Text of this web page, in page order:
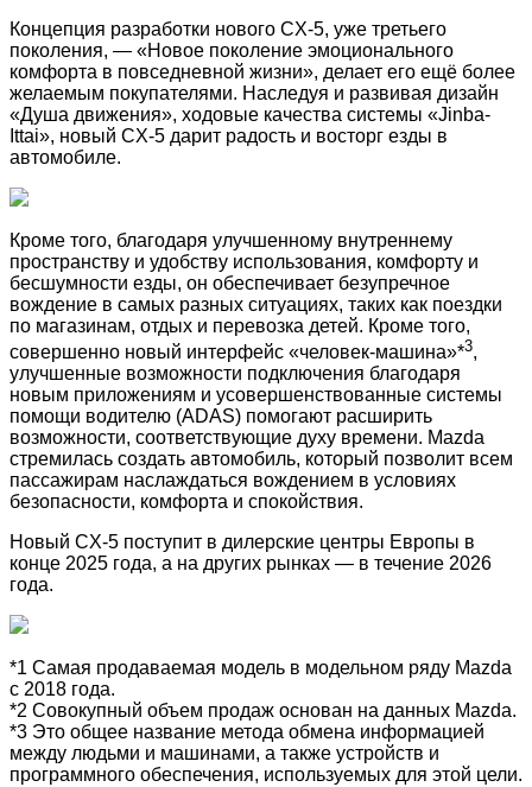
Концепция разработки нового CX-5, уже третьего
поколения, — «Новое поколение эмоционального
комфорта в повседневной жизни», делает его ещё более
желаемым покупателями. Наследуя и развивая дизайн
«Душа движения», ходовые качества системы «Jinba-
Ittai», новый CX-5 дарит радость и восторг езды в
автомобиле.
Кроме того, благодаря улучшенному внутреннему
пространству и удобству использования, комфорту и
бесшумности езды, он обеспечивает безупречное
вождение в самых разных ситуациях, таких как поездки
по магазинам, отдых и перевозка детей. Кроме того,
совершенно новый интерфейс «человек-машина»*3,
улучшенные возможности подключения благодаря
новым приложениям и усовершенствованные системы
помощи водителю (ADAS) помогают расширить
возможности, соответствующие духу времени. Mazda
стремилась создать автомобиль, который позволит всем
пассажирам наслаждаться вождением в условиях
безопасности, комфорта и спокойствия.
Новый CX-5 поступит в дилерские центры Европы в
конце 2025 года, а на других рынках — в течение 2026
года.
*1 Самая продаваемая модель в модельном ряду Mazda
с 2018 года.
*2 Совокупный объем продаж основан на данных Mazda.
*3 Это общее название метода обмена информацией
между людьми и машинами, а также устройств и
программного обеспечения, используемых для этой цели.